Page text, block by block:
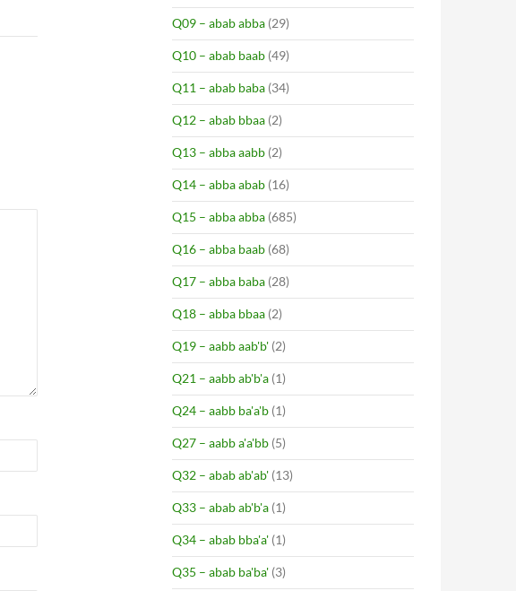
Q09 – abab abba (29)
Q10 – abab baab (49)
Q11 – abab baba (34)
Q12 – abab bbaa (2)
Q13 – abba aabb (2)
Q14 – abba abab (16)
Q15 – abba abba (685)
Q16 – abba baab (68)
Q17 – abba baba (28)
Q18 – abba bbaa (2)
Q19 – aabb aab'b' (2)
Q21 – aabb ab'b'a (1)
Q24 – aabb ba'a'b (1)
Q27 – aabb a'a'bb (5)
Q32 – abab ab'ab' (13)
Q33 – abab ab'b'a (1)
Q34 – abab bba'a' (1)
Q35 – abab ba'ba' (3)